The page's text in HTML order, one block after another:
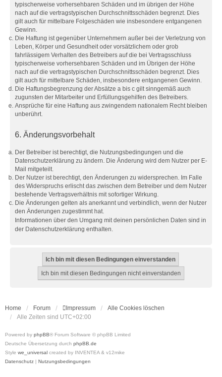
typischerweise vorhersehbaren Schäden und im übrigen der Höhe
nach auf die vertragstypischen Durchschnittsschäden begrenzt. Dies
gilt auch für mittelbare Folgeschäden wie insbesondere entgangenen
Gewinn.
Die Haftung ist gegenüber Unternehmern außer bei der Verletzung von
Leben, Körper und Gesundheit oder vorsätzlichem oder grob
fahrlässigem Verhalten des Betreibers auf die bei Vertragsschluss
typischerweise vorhersehbaren Schäden und im Übrigen der Höhe
nach auf die vertragstypischen Durchschnittsschäden begrenzt. Dies
gilt auch für mittelbare Schäden, insbesondere entgangenen Gewinn.
Die Haftungsbegrenzung der Absätze a bis c gilt sinngemäß auch
zugunsten der Mitarbeiter und Erfüllungsgehilfen des Betreibers.
Ansprüche für eine Haftung aus zwingendem nationalem Recht bleiben
unberührt.
6. Änderungsvorbehalt
Der Betreiber ist berechtigt, die Nutzungsbedingungen und die
Datenschutzerklärung zu ändern. Die Änderung wird dem Nutzer per E-
Mail mitgeteilt.
Der Nutzer ist berechtigt, den Änderungen zu widersprechen. Im Falle
des Widerspruchs erlischt das zwischen dem Betreiber und dem Nutzer
bestehende Vertragsverhältnis mit sofortiger Wirkung.
Die Änderungen gelten als anerkannt und verbindlich, wenn der Nutzer
den Änderungen zugestimmt hat.
Informationen über den Umgang mit deinen persönlichen Daten sind in
der Datenschutzerklärung enthalten.
Home Forum Impressum
Alle Cookies löschen
Alle Zeiten sind UTC+02:00
Powered by phpBB® Forum Software © phpBB Limited
Deutsche Übersetzung durch phpBB.de
Style we_universal created by INVENTEA & v12mike
Datenschutz | Nutzungsbedingungen